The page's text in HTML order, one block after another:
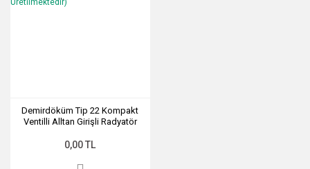
Demirdöküm Tip 22 Kompakt
Ventilli Alltan Girişli Radyatör
Özel Üretilmektedir)
0,00 TL